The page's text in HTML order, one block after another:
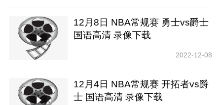
12月8日 NBA常规赛 勇士vs爵士
国语高清 录像下载
2022-12-08
12月4日 NBA常规赛 开拓者vs爵
士 国语高清 录像下载